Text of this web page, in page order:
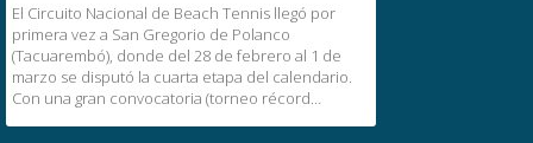
El Circuito Nacional de Beach Tennis llegó por
primera vez a San Gregorio de Polanco
(Tacuarembó), donde del 28 de febrero al 1 de
marzo se disputó la cuarta etapa del calendario.
Con una gran convocatoria (torneo récord…